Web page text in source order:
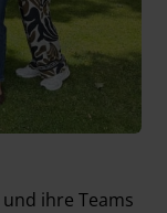
und ihre Teams